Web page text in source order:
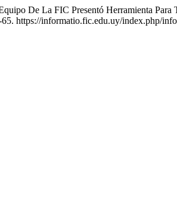
De La FIC Presentó Herramienta
https://informatio.fic.edu.uy/index.php/